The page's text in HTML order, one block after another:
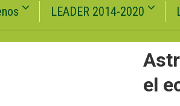
LEADER 2014-2020
el